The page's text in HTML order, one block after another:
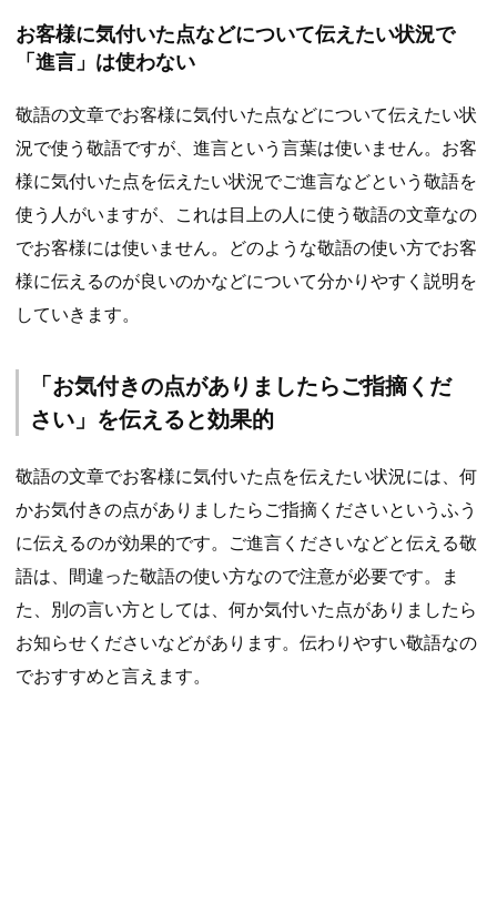
お客様に気付いた点などについて伝えたい状況で
「進言」は使わない
敬語の文章でお客様に気付いた点などについて伝えたい状
況で使う敬語ですが、進言という言葉は使いません。お客
様に気付いた点を伝えたい状況でご進言などという敬語を
使う人がいますが、これは目上の人に使う敬語の文章なの
でお客様には使いません。どのような敬語の使い方でお客
様に伝えるのが良いのかなどについて分かりやすく説明を
していきます。
「お気付きの点がありましたらご指摘くだ
さい」を伝えると効果的
敬語の文章でお客様に気付いた点を伝えたい状況には、何
かお気付きの点がありましたらご指摘くださいというふう
に伝えるのが効果的です。ご進言くださいなどと伝える敬
語は、間違った敬語の使い方なので注意が必要です。ま
た、別の言い方としては、何か気付いた点がありましたら
お知らせくださいなどがあります。伝わりやすい敬語なの
でおすすめと言えます。